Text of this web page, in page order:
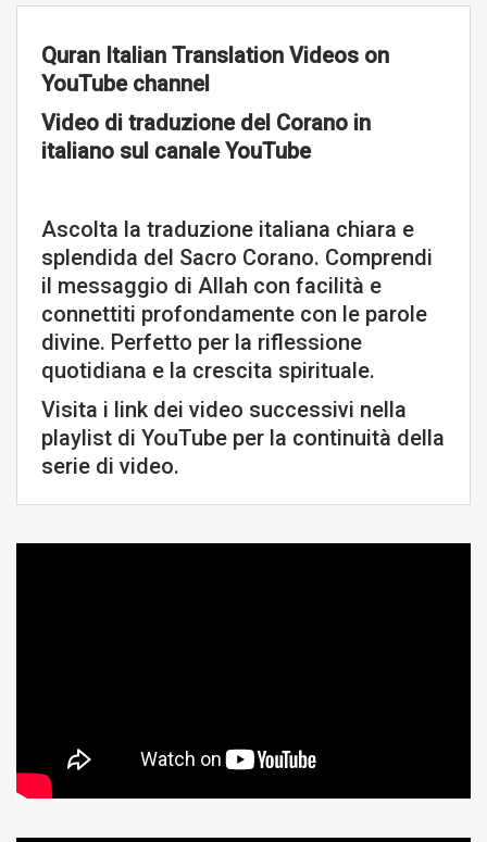
Quran Italian Translation Videos on
YouTube channel
Video di traduzione del Corano in
italiano sul canale YouTube
Ascolta la traduzione italiana chiara e
splendida del Sacro Corano. Comprendi
il messaggio di Allah con facilità e
connettiti profondamente con le parole
divine. Perfetto per la riflessione
quotidiana e la crescita spirituale.
Visita i link dei video successivi nella
playlist di YouTube per la continuità della
serie di video.